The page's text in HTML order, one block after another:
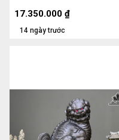
14 ngày trước
17.350.000 ₫